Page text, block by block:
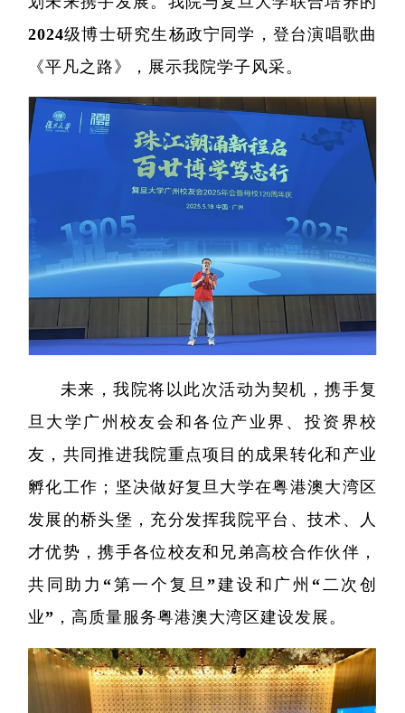
精准医
蛋白质
2024级博士研究生杨政宁同学，登台演唱歌曲
《平凡之路》，展示我院学子风采。
未来，我院将以此次活动为契机，携手复
旦大学广州校友会和各位产业界、投资界校
友，共同推进我院重点项目的成果转化和产业
孵化工作；坚决做好复旦大学在粤港澳大湾区
发展的桥头堡，充分发挥我院平台、技术、人
才优势，携手各位校友和兄弟高校合作伙伴，
共同助力“第一个复旦”建设和广州“二次创
业”，高质量服务粤港澳大湾区建设发展。